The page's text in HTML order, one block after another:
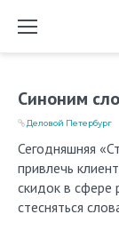
Синоним
Деловой Петербург
Сегодняшняя «Страна советов» расскажет о том, как
привлечь
скидок в сфере
стесняться